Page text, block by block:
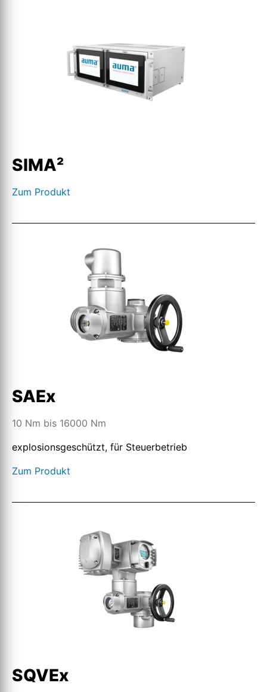
SIMA²
Zum Produkt
SAEx
10 Nm bis 16000 Nm
explosionsgeschützt, für Steuerbetrieb
Zum Produkt
SQVEx